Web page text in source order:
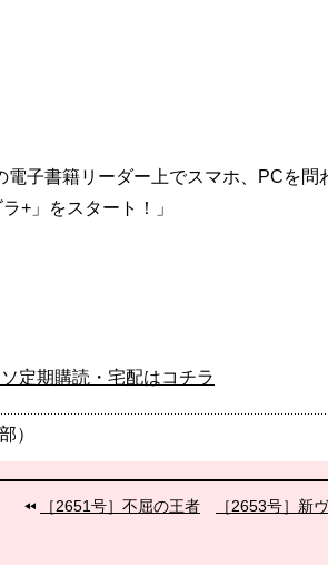
電子書籍リーダー上でスマホ、PCを
+」をスタート！」
定期購読・宅配はコチラ
）
［2651号］不屈の王者 ［2653号］新